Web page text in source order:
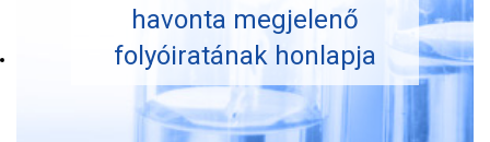
havonta megjelenő
folyóiratának honlapja